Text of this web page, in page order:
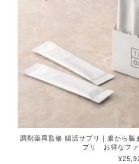
調剤薬局監修 腸活サプリ｜腸から脳
プリ お得なファ